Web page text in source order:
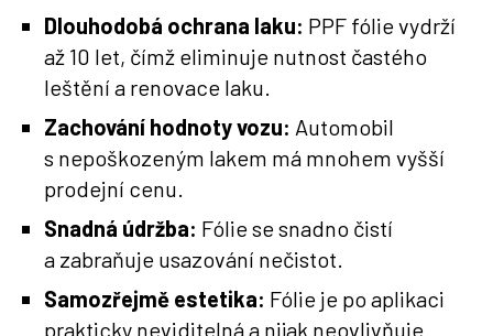
Dlouhodobá ochrana laku: PPF fólie vydrží
až 10 let, čímž eliminuje nutnost častého
leštění a renovace laku.
Zachování hodnoty vozu: Automobil
s nepoškozeným lakem má mnohem vyšší
prodejní cenu.
Snadná údržba: Fólie se snadno čistí
a zabraňuje usazování nečistot.
Samozřejmě estetika: Fólie je po aplikaci
prakticky neviditelná a nijak neovlivňuje